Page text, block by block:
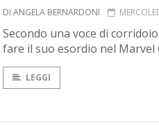
DI ANGELA BERNARDONI
Secondo una voce di
fare il suo esordio nel Marvel
LEGGI